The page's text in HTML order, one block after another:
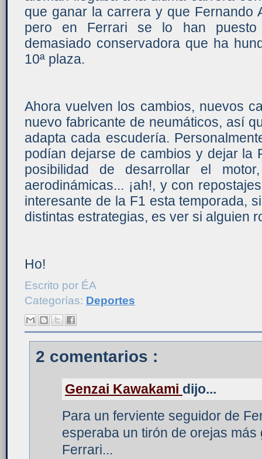
que ganar la carrera y que Fernando
pero en Ferrari se lo han puesto
demasiado conservadora que ha
10ª plaza.
Ahora vuelven los cambios, nuevos
nuevo fabricante de neumáticos, así
adapta cada escudería.
podían dejarse de cambios y dejar la
posibilidad de desarrollar el
aerodinámicas... ¡ah!, y con
interesante de la F1 esta temporada,
distintas estrategias, es ver si alguien
Ho!
Escrito por ÉA
Categorías: Deportes
2 comentarios :
Genzai Kawakami dijo...
Para un ferviente seguidor de
esperaba un tirón de orejas
Ferrari...